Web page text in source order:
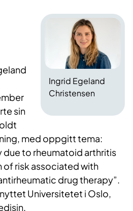
Ingrid Egeland
Christensen
sin
med oppgitt tema:
due to rheumatoid arthritis
risk associated with
drug therapy”.
Universitetet i Oslo,